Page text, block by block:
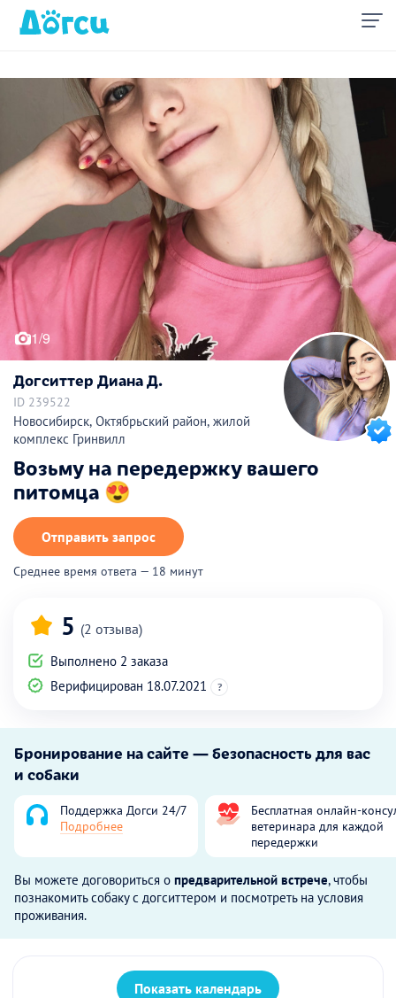
1/9
Догситтер Диана Д.
ID 239522
Новосибирск, Октябрьский район, жилой
комплекс Гринвилл
Возьму на передержку вашего
питомца 😍
Отправить запрос
Среднее время ответа — 18 минут
5 (2 отзыва)
Выполнено 2 заказа
Верифицирован 18.07.2021
?
Бронирование на сайте — безопасность для вас
и собаки
Поддержка Догси 24/7
Подробнее
Бесплатная онлайн-
ветеринара для каждой
передержки
Вы можете договориться о предварительной встрече, чтобы
познакомить собаку с догситтером и посмотреть на условия
проживания.
Показать календарь